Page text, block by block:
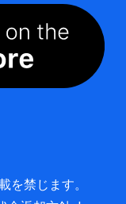
を禁じます。